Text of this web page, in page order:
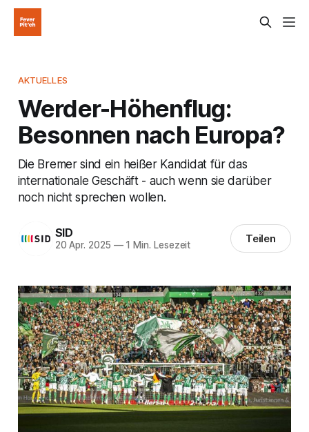
AKTUELLES
Werder-Höhenflug:
Besonnen nach Europa?
Die Bremer sind ein heißer Kandidat für das
internationale Geschäft - auch wenn sie darüber
noch nicht sprechen wollen.
SID
20 Apr. 2025 —1 Min. Lesezeit Teilen